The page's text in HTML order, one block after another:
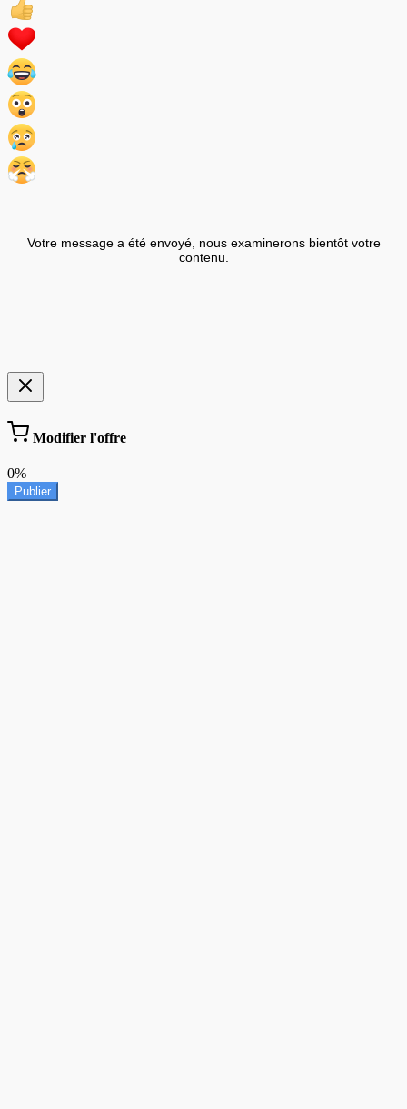
Votre message a été envoyé, nous examinerons bientôt votre
contenu.
Modifier l'offre
0%
Publier